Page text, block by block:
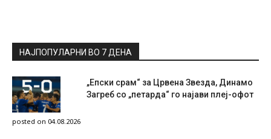
НАЈПОПУЛАРНИ ВО 7 ДЕНА
„Епски срам“ за Црвена Звезда, Динамо
Загреб со „петарда“ го најави плеј-офот
posted on 04.08.2026